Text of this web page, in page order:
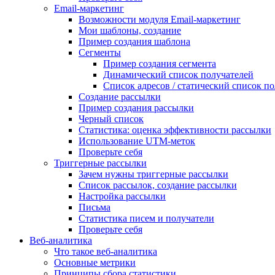
Email-маркетинг
Возможности модуля Email-маркетинг
Мои шаблоны, создание
Пример создания шаблона
Сегменты
Пример создания сегмента
Динамический список получателей
Список адресов / статический список
Создание рассылки
Пример создания рассылки
Черный список
Статистика: оценка эффективности рассылки
Использование UTM-меток
Проверьте себя
Триггерные рассылки
Зачем нужны триггерные рассылки
Список рассылок, создание рассылки
Настройка рассылки
Письма
Статистика писем и получатели
Проверьте себя
Веб-аналитика
Что такое веб-аналитика
Основные метрики